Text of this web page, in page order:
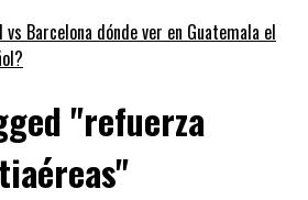
Barcelona dónde ver en Guatemala el
"refuerza